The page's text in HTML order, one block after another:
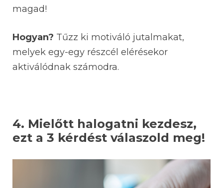
magad!
Hogyan? Tűzz ki motiváló jutalmakat,
melyek egy-egy részcél elérésekor
aktiválódnak számodra.
4. Mielőtt halogatni kezdesz,
ezt a 3 kérdést válaszold meg!